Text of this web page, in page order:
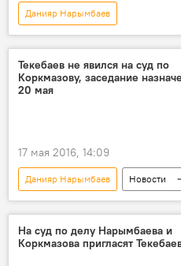
Данияр Нарымбаев
Задержание депутата
Новости
Хаджимурат Коркмазов
Текебаев не явился на суд по
Коркмазову, заседание
20 мая
17 мая 2016, 14:09
Данияр Нарымбаев
Новости
Кыргызстан
Общество
Омурбек Текебаев
суд
На суд по делу Нарымбаева и
Коркмазова пригласят